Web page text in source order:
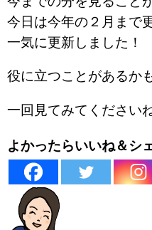
今日は今年の２月まで
一気に更新しました！
役に立つことがあるか
一回見てみてください
よかったらいいね＆シ